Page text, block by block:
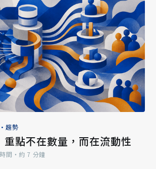
•趨勢
重點不在數量，而在流動性
間‧約 7 分鐘